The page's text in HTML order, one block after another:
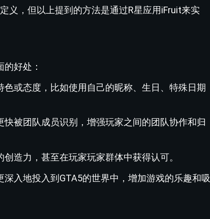
义，但以上提到的方法是通过R星应用iFruit来实
好处：
或态度，比如使用自己的昵称、生日、特殊日期
被团队成员识别，增强玩家之间的团队协作和归
造力，甚至在玩家玩家群体中获得认可。
入地投入到GTA5的世界中，增加游戏的乐趣和吸